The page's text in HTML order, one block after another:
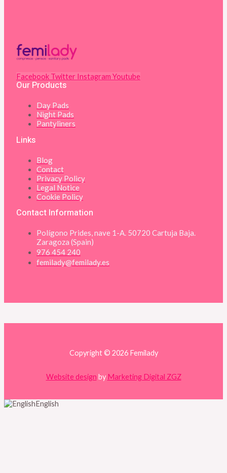
Facebook Twitter Instagram Youtube
Our Products
Day Pads
Night Pads
Pantyliners
Links
Blog
Contact
Privacy Policy
Legal Notice
Cookie Policy
Contact Information
Polígono Prides, nave 1-A. 50720 Cartuja Baja.
Zaragoza (Spain)
976 454 240​
femilady@femilady.es​
Copyright © 2026 Femilady
Website design by Marketing Digital ZGZ
English